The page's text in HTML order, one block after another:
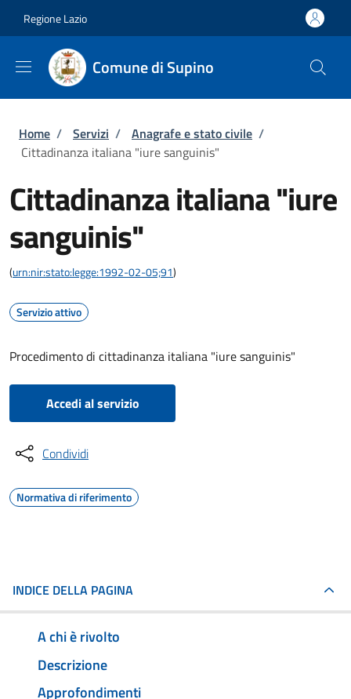
Regione Lazio
Comune di Supino
Briciole di pane
Home / Servizi / Anagrafe e stato civile /
Cittadinanza italiana "iure sanguinis"
Cittadinanza italiana "iure
sanguinis"
(urn:nir:stato:legge:1992-02-05;91)
Servizio attivo
Procedimento di cittadinanza italiana "iure sanguinis"
Accedi al servizio
Condividi
Normativa di riferimento
INDICE DELLA PAGINA
A chi è rivolto
Descrizione
Approfondimenti